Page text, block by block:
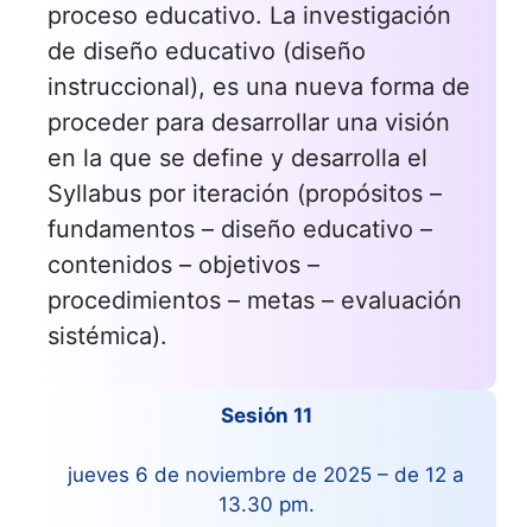
proceso educativo. La investigación
de diseño educativo (diseño
instruccional), es una nueva forma de
proceder para desarrollar una visión
en la que se define y desarrolla el
Syllabus por iteración (propósitos –
fundamentos – diseño educativo –
contenidos – objetivos –
procedimientos – metas – evaluación
sistémica).
Sesión 11
jueves 6 de noviembre de 2025 – de 12 a
13.30 pm.